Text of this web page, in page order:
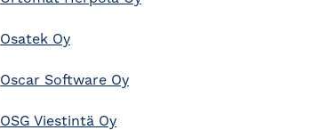
Osatek Oy
Oscar Software Oy
OSG Viestintä Oy